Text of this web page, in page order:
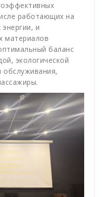
работающих на
и
материалов
баланс
экологической
обслуживания,